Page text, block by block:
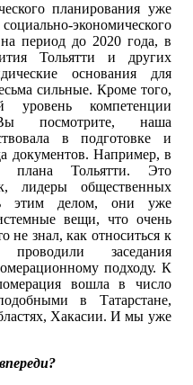
планирования уже
экономического
период до 2020 года, в
Тольятти и других
основания для
сильные. Кроме того,
уровень компетенции
посмотрите, наша
в подготовке и
документов. Например, в
плана Тольятти. Это
лидеры общественных
этим делом, они уже
вещи, что очень
не знал, как относиться к
заседания
подходу. К
вошла в число
в Татарстане,
Хакасии. И мы уже